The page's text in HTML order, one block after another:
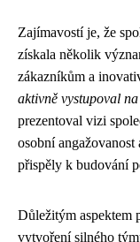
Zajímavostí je, že
získala několik
zákazníkům a
aktivně vystupoval
prezentoval vizi
osobní
přispěly k budování
Důležitým aspektem
vytvoření silného